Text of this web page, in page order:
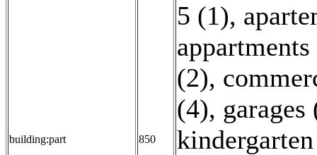
building:part 850
5 (1),
(2),
(4), garages